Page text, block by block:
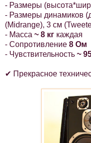
- Размеры
- Размеры динамиков
(Midrange), 3 cм
- Масса ~ 8 кг каждая
- Сопротивление 8 Ом
- Чувствительность ~
✔ Прекрасное